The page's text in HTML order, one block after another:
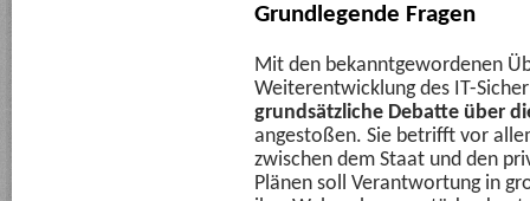
Grundlegende Fragen
Mit den bekanntgewordenen
Weiterentwicklung des IT-
grundsätzliche Debatte über
angestoßen. Sie betrifft vor
zwischen dem Staat und den
Plänen soll Verantwortung in